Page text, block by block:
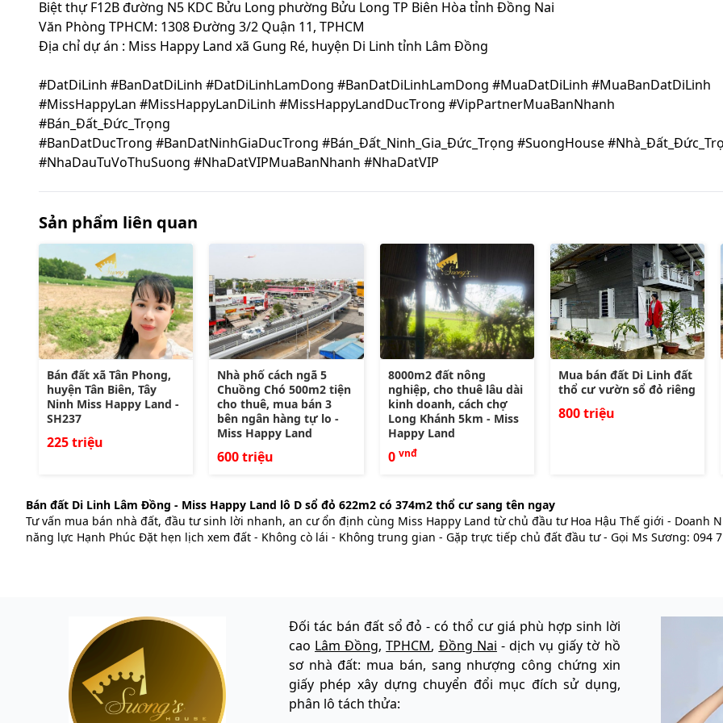
Biệt thự F12B đường N5 KDC Bửu Long phường Bửu Long TP Biên Hòa tỉnh Đồng Nai
Văn Phòng TPHCM: 1308 Đường 3/2 Quận 11, TPHCM
Địa chỉ dự án : Miss Happy Land xã Gung Ré, huyện Di Linh tỉnh Lâm Đồng
#DatDiLinh #BanDatDiLinh #DatDiLinhLamDong #BanDatDiLinhLamDong #MuaDatDiLinh #MuaBanDatDiLinh
#MissHappyLan #MissHappyLanDiLinh #MissHappyLandDucTrong #VipPartnerMuaBanNhanh
#Bán_Đất_Đức_Trọng
#BanDatDucTrong #BanDatNinhGiaDucTrong #Bán_Đất_Ninh_Gia_Đức_Trọng #SuongHouse
#NhaDauTuVoThuSuong #NhaDatVIPMuaBanNhanh #NhaDatVIP
Sản phẩm liên quan
Bán đất xã Tân Phong,
huyện Tân Biên, Tây
Ninh Miss Happy Land -
SH237
225 triệu
Nhà phố cách ngã 5
Chuồng Chó 500m2 tiện
cho thuê, mua bán 3
bên ngân hàng tự lo -
Miss Happy Land
600 triệu
8000m2 đất nông
nghiệp, cho thuê lâu dài
kinh doanh, cách chợ
Long Khánh 5km - Miss
Happy Land
0 vnđ
Mua bán đất Di Linh đất
thổ cư vườn sổ đỏ riêng
800 triệu
Bán đất Di Linh Lâm Đồng - Miss Happy Land lô D sổ đỏ 622m2 có 374m2 thổ cư sang tên ngay
Tư vấn mua bán nhà đất, đầu tư sinh lời nhanh, an cư ổn định cùng Miss Happy Land từ chủ đầu tư Hoa Hậu Thế giới - Doanh
năng lực Hạnh Phúc Đặt hẹn lịch xem đất - Không cò lái - Không trung gian - Gặp trực tiếp chủ đất đầu tư - Gọi Ms Sương: 094
Đối tác bán đất sổ đỏ - có thổ cư giá phù hợp sinh lời
cao Lâm Đồng,TPHCM, Đồng Nai - dịch vụ giấy tờ hồ
sơ nhà đất: mua bán, sang nhượng công chứng xin
giấy phép xây dựng chuyển đổi mục đích sử dụng,
phân lô tách thửa: